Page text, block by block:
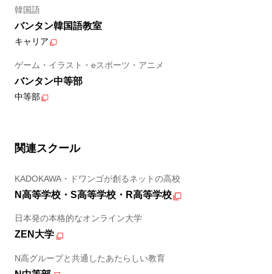
韓国語
バンタン韓国語教室
キャリア
ゲーム・イラスト・eスポーツ・アニメ
バンタン中等部
中等部
関連スクール
KADOKAWA・ドワンゴが創るネットの高校
N高等学校・S高等学校・R高等学校
日本発の本格的なオンライン大学
ZEN大学
N高グループと共通したあたらしい教育